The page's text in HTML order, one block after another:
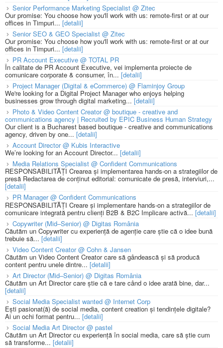
Senior Performance Marketing Specialist @ Zitec
Our promise: You choose how you'll work with us: remote-first or at our
offices in Timpuri... [detalii]
Senior SEO & GEO Specialist @ Zitec
Our promise: You choose how you'll work with us: remote-first or at our
offices in Timpuri... [detalii]
PR Account Executive @ TOTAL PR
În calitate de PR Account Executive, vei implementa proiecte de
comunicare corporate & consumer, în... [detalii]
Project Manager (Digital & eCommerce) @ Flaminjoy Group
We're looking for a Digital Project Manager who enjoys helping
businesses grow through digital marketing... [detalii]
Photo & Video Content Creator @ boutique - creative and
communications agency | Recruited by EPIC Business Human Strategy
Our client is a Bucharest based boutique - creative and communications
agency, driven by one... [detalii]
Account Director @ Kubis Interactive
We’re looking for an Account Director... [detalii]
Media Relations Specialist @ Confident Communications
RESPONSABILITĂȚI Crearea și implementarea hands-on a strategiilor de
presă Redactarea de conținut editorial: comunicate de presă, interviuri,...
[detalii]
PR Manager @ Confident Communications
RESPONSABILITĂȚI Creare și implementare hands-on a strategiilor de
comunicare integrată pentru clienți B2B & B2C Implicare activă... [detalii]
Copywriter (Mid–Senior) @ Digitas România
Căutăm un Copywriter cu experiență de agenție care știe că o idee bună
trebuie să... [detalii]
Video Content Creator @ Cohn & Jansen
Căutăm un Video Content Creator care să gândească și să producă
content pentru unele dintre... [detalii]
Art Director (Mid–Senior) @ Digitas România
Căutăm un Art Director care știe că e tare când o idee arată bine, dar...
[detalii]
Social Media Specialist wanted @ Internet Corp
Ești pasionat(ă) de social media, content creation și tendințele digitale?
Ai un ochi format pentru... [detalii]
Social Media Art Director @ pastel
Căutăm un Art Director cu experiență în social media, care să știe cum
să transforme... [detalii]